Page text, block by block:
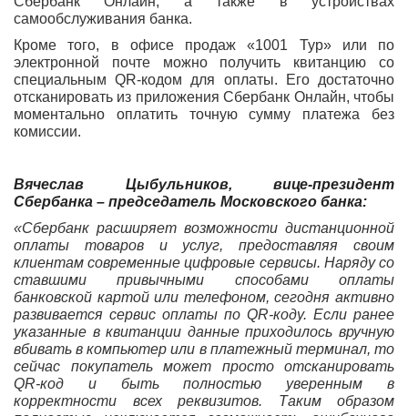
самообслуживания банка.
Кроме того, в офисе продаж «1001 Тур» или по
электронной почте можно получить квитанцию со
специальным QR-кодом для оплаты. Его достаточно
отсканировать из приложения Сбербанк Онлайн, чтобы
моментально оплатить точную сумму платежа без
комиссии.
Вячеслав Цыбульников, вице-президент
Сбербанка – председатель Московского банка:
«Сбербанк расширяет возможности дистанционной
оплаты товаров и услуг, предоставляя своим
клиентам современные цифровые сервисы. Наряду со
ставшими привычными способами оплаты
банковской картой или телефоном, сегодня активно
развивается сервис оплаты по QR-коду. Если ранее
указанные в квитанции данные приходилось вручную
вбивать в компьютер или в платежный терминал, то
сейчас покупатель может просто отсканировать
QR-код и быть полностью уверенным в
корректности всех реквизитов. Таким образом